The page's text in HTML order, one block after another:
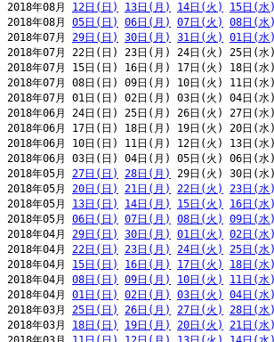
2018年08月 12日(日) 13日(月) 14日(火) 15日(水)
2018年08月 05日(日) 06日(月) 07日(火) 08日(水)
2018年07月 29日(日) 30日(月) 31日(火) 01日(水)
2018年07月 22日(日) 23日(月) 24日(火) 25日(水
2018年07月 15日(日) 16日(月) 17日(火) 18日(
2018年07月 08日(日) 09日(月) 10日(火) 11日(
2018年07月 01日(日) 02日(月) 03日(火) 04日(
2018年06月 24日(日) 25日(月) 26日(火) 27日(
2018年06月 17日(日) 18日(月) 19日(火) 20日(
2018年06月 10日(日) 11日(月) 12日(火) 13日(
2018年06月 03日(日) 04日(月) 05日(火) 06日(
2018年05月 27日(日) 28日(月)
29日(火) 30日(
2018年05月 20日(日) 21日(月) 22日(火) 23日(水)
2018年05月 13日(日) 14日(月) 15日(火) 16日(水)
2018年05月 06日(日) 07日(月) 08日(火) 09日(水)
2018年04月 29日(日) 30日(月) 01日(火) 02日(水)
2018年04月 22日(日) 23日(月) 24日(火) 25日(水)
2018年04月 15日(日) 16日(月) 17日(火) 18日(水)
2018年04月 08日(日) 09日(月) 10日(火) 11日(水)
2018年04月 01日(日) 02日(月) 03日(火) 04日(水)
2018年03月 25日(日) 26日(月) 27日(火) 28日(水)
2018年03月 18日(日) 19日(月) 20日(火) 21日(水)